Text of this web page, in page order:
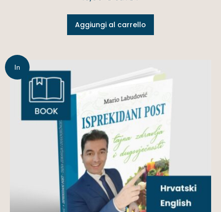
Aggiungi al carrello
In